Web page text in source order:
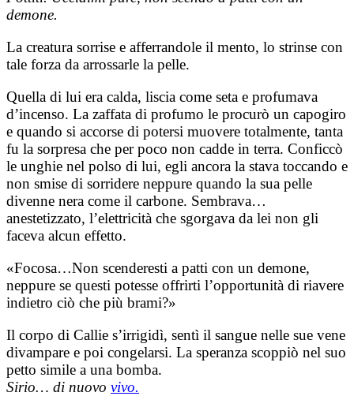
demone.
La creatura sorrise e afferrandole il mento, lo strinse con
tale forza da arrossarle la pelle.
Quella di lui era calda, liscia come seta e profumava
d’incenso. La zaffata di profumo le procurò un capogiro
e quando si accorse di potersi muovere totalmente, tanta
fu la sorpresa che per poco non cadde in terra. Conficcò
le unghie nel polso di lui, egli ancora la stava toccando e
non smise di sorridere neppure quando la sua pelle
divenne nera come il carbone. Sembrava…
anestetizzato, l’elettricità che sgorgava da lei non gli
faceva alcun effetto.
«Focosa…Non scenderesti a patti con un demone,
neppure se questi potesse offrirti l’opportunità di riavere
indietro ciò che più brami?»
Il corpo di Callie s’irrigidì, sentì il sangue nelle sue vene
divampare e poi congelarsi. La speranza scoppiò nel suo
petto simile a una bomba.
Sirio… di nuovo vivo.